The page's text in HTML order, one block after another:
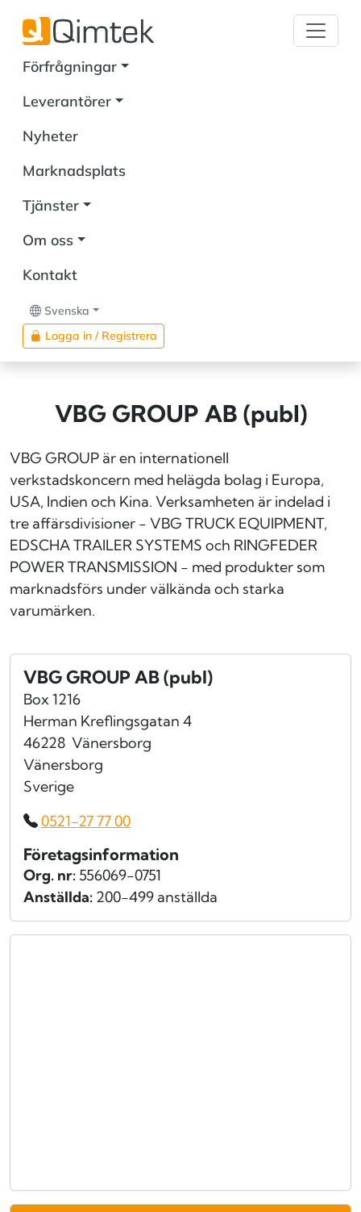
Förfrågningar
Leverantörer
Nyheter
Marknadsplats
Tjänster
Om oss
Kontakt
Svenska
Logga in / Registrera
VBG GROUP AB (publ)
VBG GROUP är en internationell
verkstadskoncern med helägda bolag i Europa,
USA, Indien och Kina. Verksamheten är indelad i
tre affärsdivisioner - VBG TRUCK EQUIPMENT,
EDSCHA TRAILER SYSTEMS och RINGFEDER
POWER TRANSMISSION - med produkter som
marknadsförs under välkända och starka
varumärken.
VBG GROUP AB (publ)
Box 1216
Herman Kreflingsgatan 4
46228 Vänersborg
Vänersborg
Sverige
0521-27 77 00
Företagsinformation
Org. nr: 556069-0751
Anställda: 200-499 anställda